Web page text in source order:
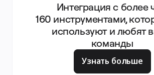
Интеграция с более
160 инструментами,
используют и любят
команды
Узнать больше